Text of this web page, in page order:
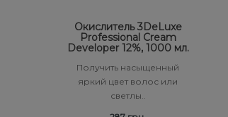
Окислитель 3DeLuxe
Professional Cream
Developer 12%, 1000 мл.
Получить насыщенный
яркий цвет волос или
светлы..